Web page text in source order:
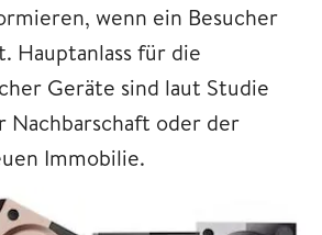
wenn ein Besucher
Hauptanlass für die
Geräte sind laut Studie
Nachbarschaft oder der
Immobilie.